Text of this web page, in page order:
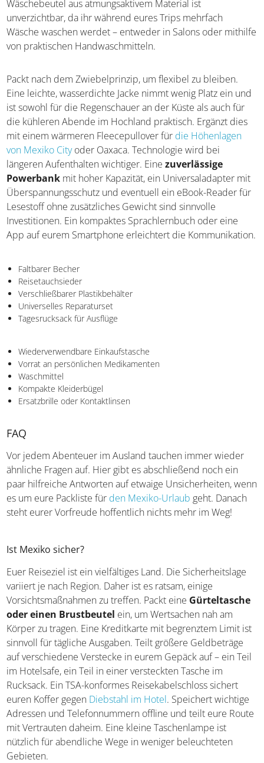
Wäschebeutel aus atmungsaktivem Material ist
unverzichtbar, da ihr während eures Trips mehrfach
Wäsche waschen werdet – entweder in Salons oder mithilfe
von praktischen Handwaschmitteln.
Packt nach dem Zwiebelprinzip, um flexibel zu bleiben.
Eine leichte, wasserdichte Jacke nimmt wenig Platz ein und
ist sowohl für die Regenschauer an der Küste als auch für
die kühleren Abende im Hochland praktisch. Ergänzt dies
mit einem wärmeren Fleecepullover für die Höhenlagen
von Mexiko Cityoder Oaxaca. Technologie wird bei
längeren Aufenthalten wichtiger. Einezuverlässige
Powerbank mit hoher Kapazität, ein Universaladapter mit
Überspannungsschutz und eventuell ein eBook-Reader für
Lesestoff ohne zusätzliches Gewicht sind sinnvolle
Investitionen. Ein kompaktes Sprachlernbuch oder eine
App auf eurem Smartphone erleichtert die Kommunikation.
Faltbarer Becher
Reisetauchsieder
Verschließbarer Plastikbehälter
Universelles Reparaturset
Tagesrucksack für Ausflüge
Wiederverwendbare Einkaufstasche
Vorrat an persönlichen Medikamenten
Waschmittel
Kompakte Kleiderbügel
Ersatzbrille oder Kontaktlinsen
FAQ
Vor jedem Abenteuer im Ausland tauchen immer wieder
ähnliche Fragen auf. Hier gibt es abschließend noch ein
paar hilfreiche Antworten auf etwaige Unsicherheiten, wenn
es um eure Packliste für den Mexiko-Urlaub geht. Danach
steht eurer Vorfreude hoffentlich nichts mehr im Weg!
Ist Mexiko sicher?
Euer Reiseziel ist ein vielfältiges Land. Die Sicherheitslage
variiert je nach Region. Daher ist es ratsam, einige
Vorsichtsmaßnahmen zu treffen. Packt eine Gürteltasche
oder einen Brustbeutel ein, um Wertsachen nah am
Körper zu tragen. Eine Kreditkarte mit begrenztem Limit ist
sinnvoll für tägliche Ausgaben. Teilt größere Geldbeträge
auf verschiedene Verstecke in eurem Gepäck auf – ein Teil
im Hotelsafe, ein Teil in einer versteckten Tasche im
Rucksack. Ein TSA-konformes Reisekabelschloss sichert
euren Koffer gegen Diebstahl im Hotel. Speichert wichtige
Adressen und Telefonnummern offline und teilt eure Route
mit Vertrauten daheim. Eine kleine Taschenlampe ist
nützlich für abendliche Wege in weniger beleuchteten
Gebieten.